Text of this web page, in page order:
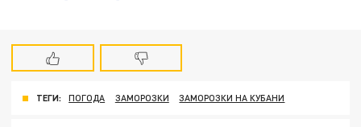
ТЕГИ: ПОГОДА ЗАМОРОЗКИ ЗАМОРОЗКИ НА КУБАНИ